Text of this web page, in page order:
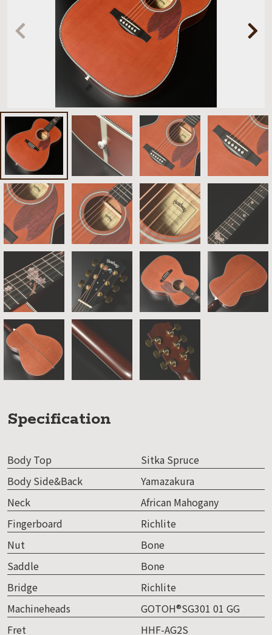
Specification
Body Top
Sitka Spruce
Body Side&Back
Yamazakura
Neck
African Mahogany
Fingerboard
Richlite
Nut
Bone
Saddle
Bone
Bridge
Richlite
Machineheads
GOTOH®SG301 01 GG
Fret
HHF-AG2S